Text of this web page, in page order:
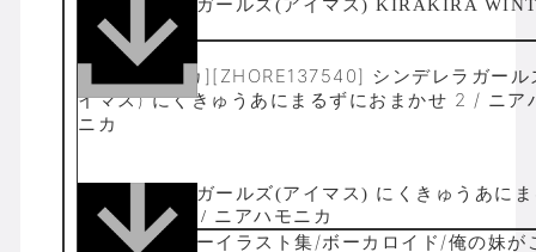
24p
[ニアハモニカ][ZHORE137540] シンデレラガール
イマス) にくきゅうあにまるずにおまかせ 2 / ニア
ニカ
16p/ALLカラーイラスト集/ボーカロイド/俺の妹が